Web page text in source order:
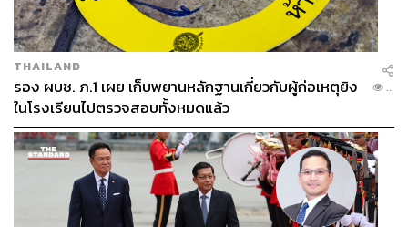
THAILAND
รอง ผบช. ภ.1 เผย เก็บพยานหลักฐานเกี่ยวกับผู้ก่อเหตุยิง
ในโรงเรียนไปตรวจสอบทั้งหมดแล้ว
...